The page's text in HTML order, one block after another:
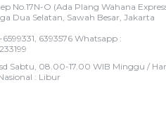
No.17N-O (Ada Plang Wahana
Dua Selatan, Sawah Besar, Jakarta
6599331, 6393576 Whatsapp :
Sabtu, 08.00-17.00 WIB Minggu /
: Libur